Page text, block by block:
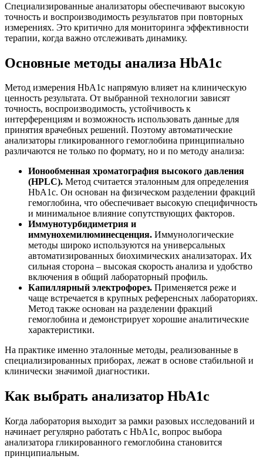
Специализированные анализаторы обеспечивают высокую
точность и воспроизводимость результатов при повторных
измерениях. Это критично для мониторинга эффективности
терапии, когда важно отслеживать динамику.
Основные методы анализа HbA1c
Метод измерения HbA1c напрямую влияет на клиническую
ценность результата. От выбранной технологии зависят
точность, воспроизводимость, устойчивость к
интерференциям и возможность использовать данные для
принятия врачебных решений. Поэтому автоматические
анализаторы гликированного гемоглобина принципиально
различаются не только по формату, но и по методу анализа:
Ионообменная хроматография высокого давления
(HPLC). Метод считается эталонным для определения
HbA1c. Он основан на физическом разделении фракций
гемоглобина, что обеспечивает высокую специфичность
и минимальное влияние сопутствующих факторов.
Иммунотурбидиметрия и
иммунохемилюминесценция. Иммунологические
методы широко используются на универсальных
автоматизированных биохимических анализаторах. Их
сильная сторона – высокая скорость анализа и удобство
включения в общий лабораторный профиль.
Капиллярный электрофорез. Применяется реже и
чаще встречается в крупных референсных лабораториях.
Метод также основан на разделении фракций
гемоглобина и демонстрирует хорошие аналитические
характеристики.
На практике именно эталонные методы, реализованные в
специализированных приборах, лежат в основе стабильной и
клинически значимой диагностики.
Как выбрать анализатор HbA1c
Когда лаборатория выходит за рамки разовых исследований и
начинает регулярно работать с HbA1c, вопрос выбора
анализатора гликированного гемоглобина становится
принципиальным.